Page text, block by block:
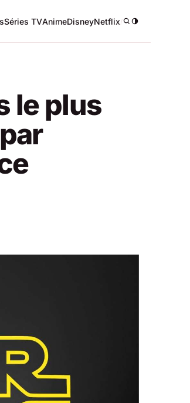
Séries TVAnimeDisneyNetflix/
le plus